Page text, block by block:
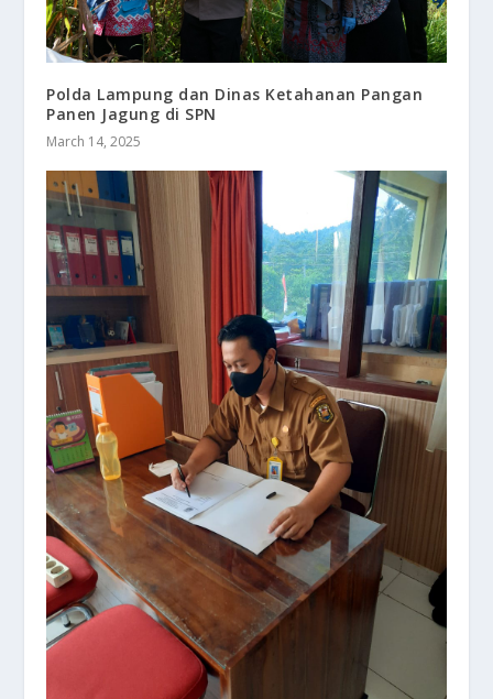
Polda Lampung dan Dinas Ketahanan Pangan
Panen Jagung di SPN
March 14, 2025